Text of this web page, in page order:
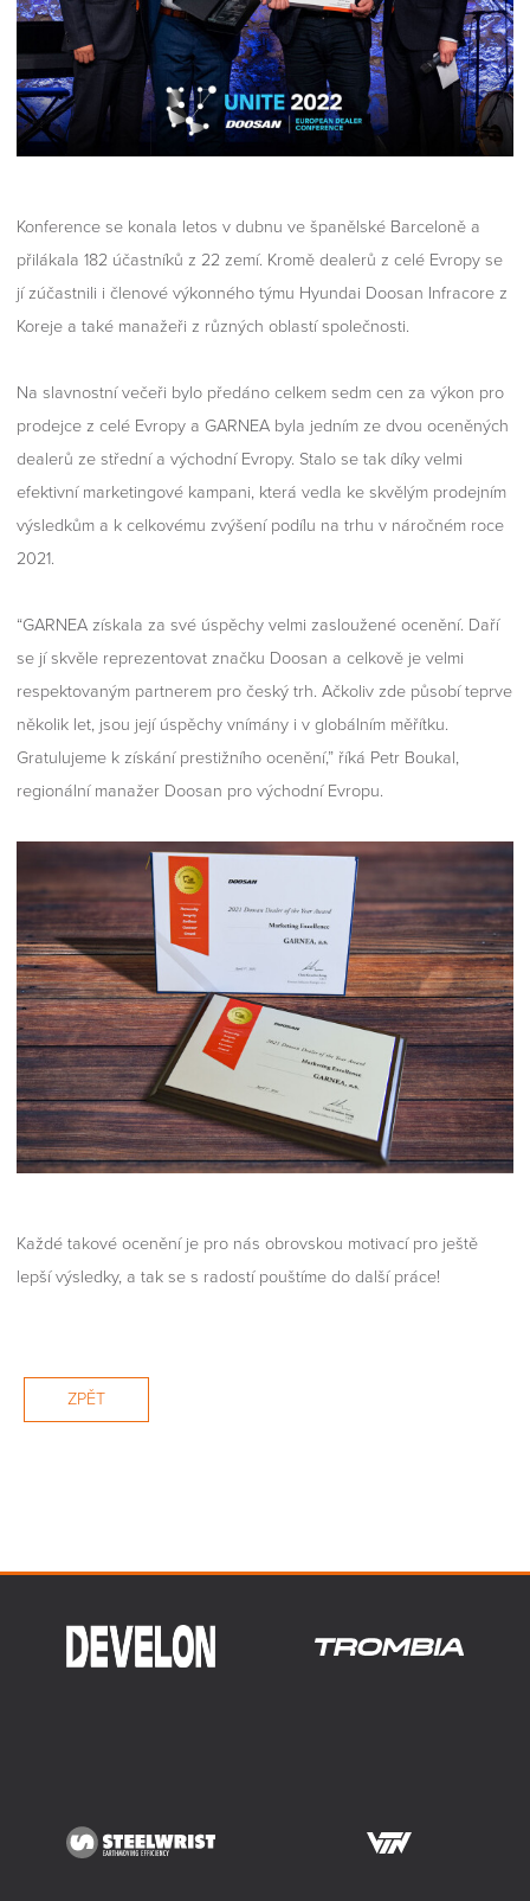
Konference se konala letos v dubnu ve španělské Barceloně a
přilákala 182 účastníků z 22 zemí. Kromě dealerů z celé Evropy se
jí zúčastnili i členové výkonného týmu Hyundai Doosan Infracore z
Koreje a také manažeři z různých oblastí společnosti.
Na slavnostní večeři bylo předáno celkem sedm cen za výkon pro
prodejce z celé Evropy a GARNEA byla jedním ze dvou oceněných
dealerů ze střední a východní Evropy. Stalo se tak díky velmi
efektivní marketingové kampani, která vedla ke skvělým prodejním
výsledkům a k celkovému zvýšení podílu na trhu v náročném roce
2021.
“GARNEA získala za své úspěchy velmi zasloužené ocenění. Daří
se jí skvěle reprezentovat značku Doosan a celkově je velmi
respektovaným partnerem pro český trh. Ačkoliv zde působí teprve
několik let, jsou její úspěchy vnímány i v globálním měřítku.
Gratulujeme k získání prestižního ocenění,” říká Petr Boukal,
regionální manažer Doosan pro východní Evropu.
Každé takové ocenění je pro nás obrovskou motivací pro ještě
lepší výsledky, a tak se s radostí pouštíme do další práce!
ZPĚT